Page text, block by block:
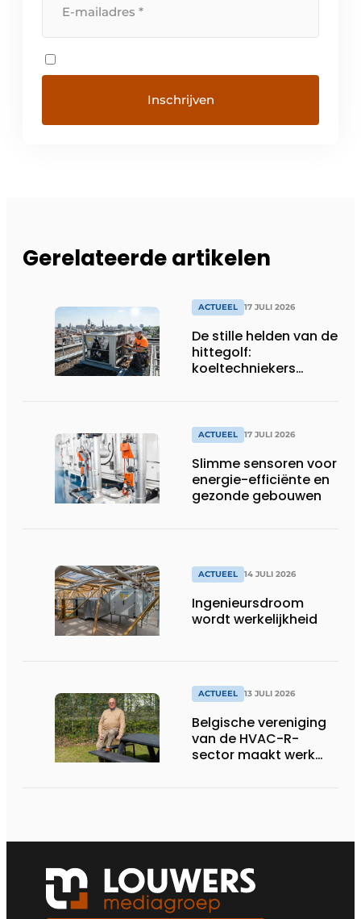
Gerelateerde artikelen
ACTUEEL 17 JULI 2026
De stille helden van de
hittegolf:
koeltechniekers
productiebedrijven
draaiende
ACTUEEL 17 JULI 2026
Slimme sensoren voor
energie-efficiënte en
gezonde gebouwen
ACTUEEL 14 JULI 2026
Ingenieursdroom
wordt werkelijkheid
ACTUEEL 13 JULI 2026
Belgische vereniging
van de HVAC-R-
sector maakt werk